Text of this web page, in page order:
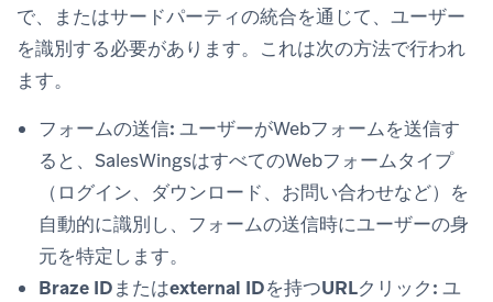
で、またはサードパーティの統合を通じて、ユーザー
を識別する必要があります。これは次の方法で行われ
ます。
フォームの送信: ユーザーがWebフォームを送信す
ると、SalesWingsはすべてのWebフォームタイプ
（ログイン、ダウンロード、お問い合わせなど）を
自動的に識別し、フォームの送信時にユーザーの身
元を特定します。
Braze IDまたはexternal IDを持つURLクリック: ユ